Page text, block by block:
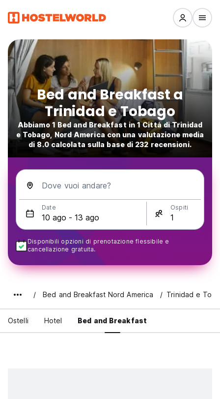
Bed and Breakfast a
Trinidad e Tobago
Abbiamo 1 Bed and Breakfast in 1 Città di Trinidad
e Tobago, Nord America con una valutazione media
di 8.0 calcolata sulla base di 232 recensioni.
Dove vuoi andare?
Date Ospiti
Disponibili opzioni di prenotazione flessibile e
cancellazione gratuita.
Bed and Breakfast Nord America Trinidad e
Ostelli Hotel Bed and Breakfast